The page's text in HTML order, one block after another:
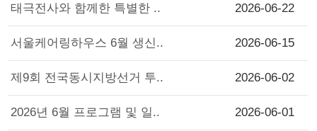
태극전사와 함께한 특별한 .. 2026-06-22
서울케어링하우스 6월 생신.. 2026-06-15
제9회 전국동시지방선거 투.. 2026-06-02
2026년 6월 프로그램 및 일.. 2026-06-01